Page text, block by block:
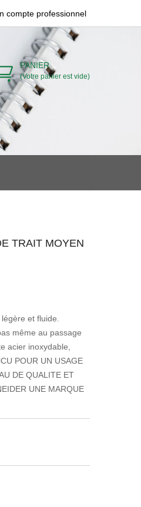
compte professionnel
PANIER
(Votre panier est vide)
TRAIT MOYEN
et fluide.
même au passage
acier inoxydable,
POUR UN USAGE
DE QUALITE ET
UNE MARQUE